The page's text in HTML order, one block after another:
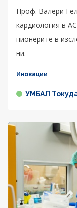
Проф. Валери
кардиология в
пионерите в
ни.
Иновации
УМБАЛ